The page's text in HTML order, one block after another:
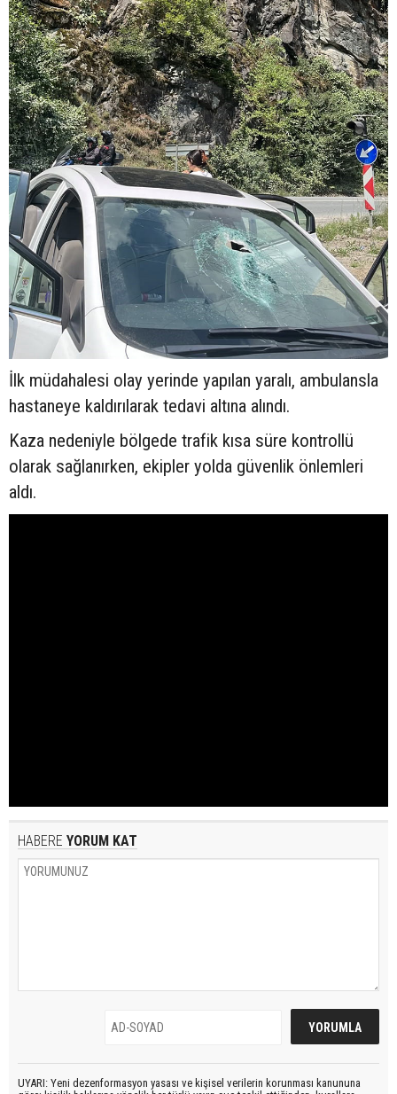
İlk müdahalesi olay yerinde yapılan yaralı, ambulansla
hastaneye kaldırılarak tedavi altına alındı.
Kaza nedeniyle bölgede trafik kısa süre kontrollü
olarak sağlanırken, ekipler yolda güvenlik önlemleri
aldı.
HABERE YORUM KAT
UYARI: Yeni dezenformasyon yasası ve kişisel verilerin korunması kanununa